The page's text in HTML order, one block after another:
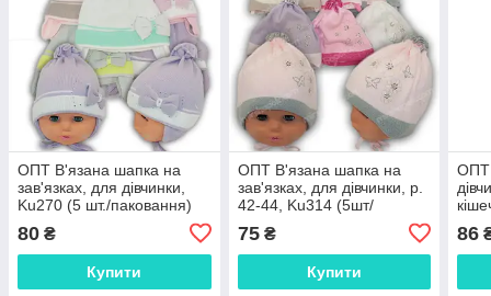
ОПТ В'язана шапка на
зав'язках, для дівчинки,
Ku270 (5 шт./паковання)
80 ₴
Купити
ОПТ В'язана шапка на
зав'язках, для дівчинки, р.
42-44, Ku314 (5шт/
75₴
Купити
ОПТ
86